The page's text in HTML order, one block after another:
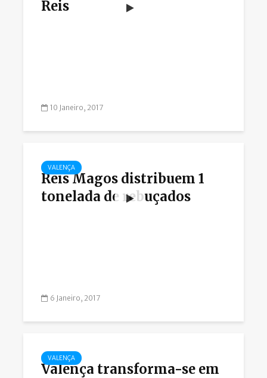
Reis
10 Janeiro, 2017
VALENÇA
Reis Magos distribuem 1
tonelada de rebuçados
6 Janeiro, 2017
VALENÇA
Valença transforma-se em